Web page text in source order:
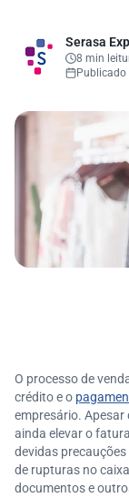
Serasa
8 min
Publicado
O processo de
crédito e o
empresário. Apesar
ainda elevar o
devidas
de rupturas no
documentos e